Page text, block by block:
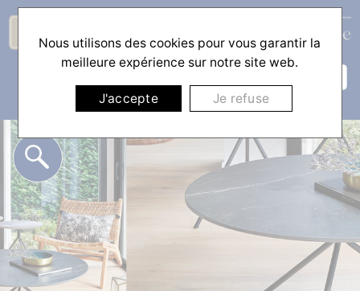
☰
Nous utilisons des cookies pour vous garantir la
meilleure expérience sur notre site web.
J'accepte Je refuse